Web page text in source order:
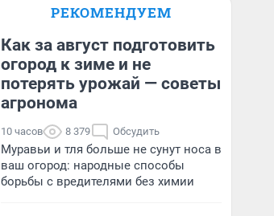
РЕКОМЕНДУЕМ
Как за август подготовить
огород к зиме и не
потерять урожай — советы
агронома
10 часов 8 379 Обсудить
Муравьи и тля больше не сунут носа в
ваш огород: народные способы
борьбы с вредителями без химии